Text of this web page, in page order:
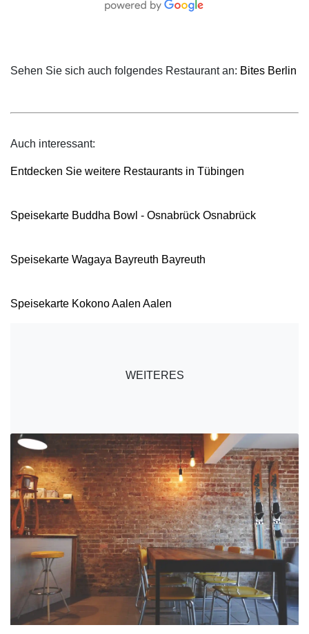
Sehen Sie sich auch folgendes Restaurant an: Bites Berlin
Auch interessant:
Entdecken Sie weitere Restaurants in Tübingen
Speisekarte Buddha Bowl - Osnabrück Osnabrück
Speisekarte Wagaya Bayreuth Bayreuth
Speisekarte Kokono Aalen Aalen
WEITERES